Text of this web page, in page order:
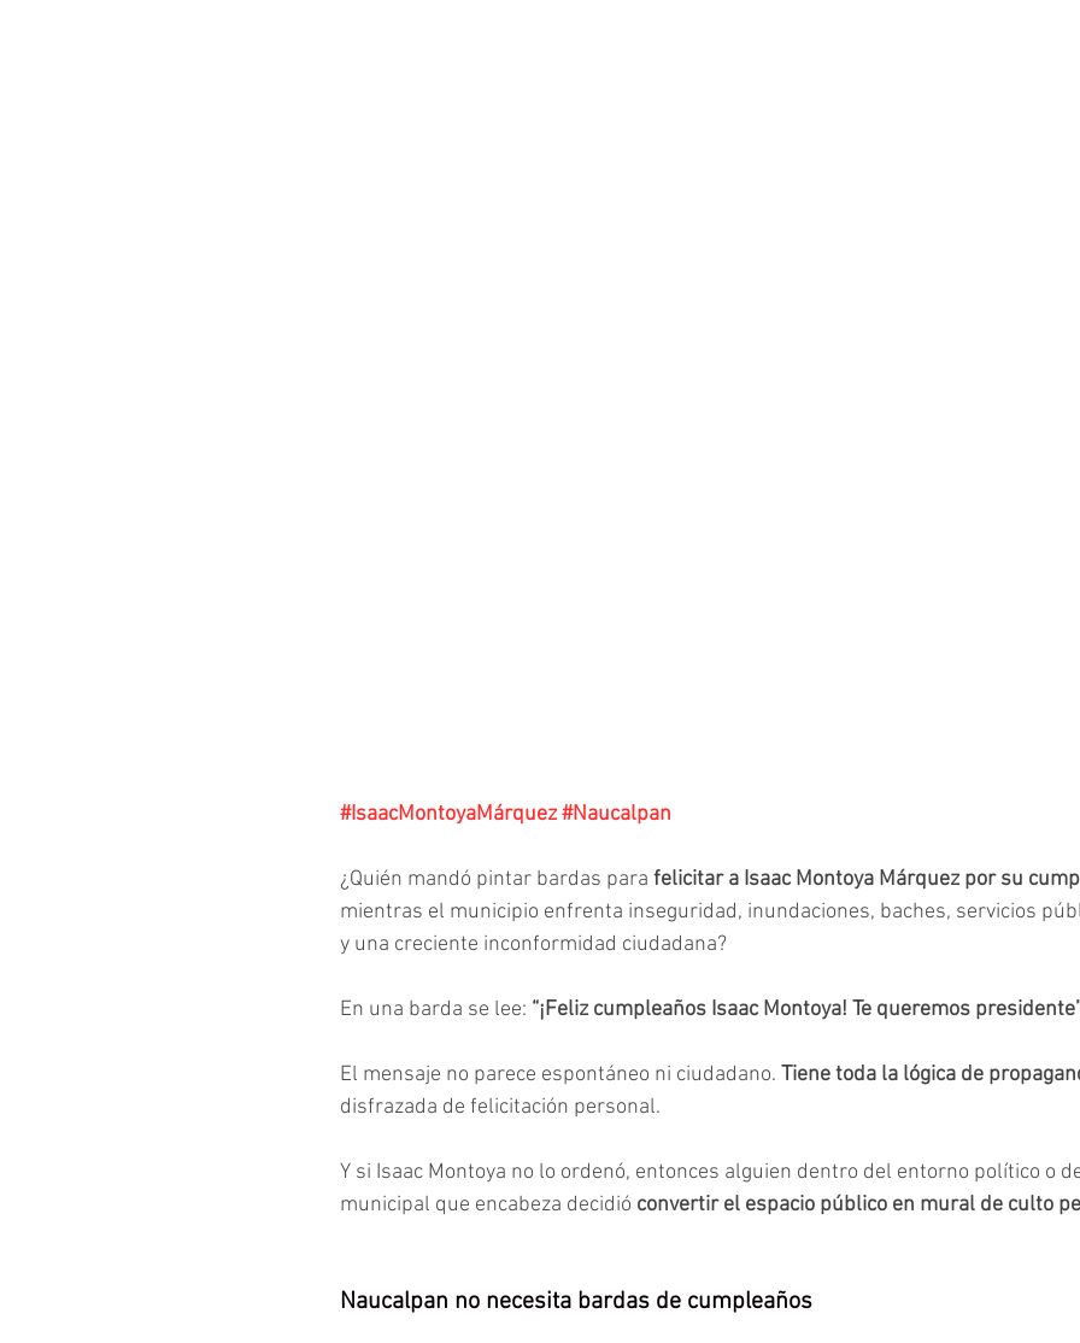
#IsaacMontoyaMárquez#Naucalpan
¿Quién mandó pintar bardas para felicitar a Isaac Montoya Márquez por su
mientras el municipio enfrenta inseguridad, inundaciones, baches, servicios
y una creciente inconformidad ciudadana?
En una barda se lee: “¡Feliz cumpleaños Isaac Montoya! Te queremos
El mensaje no parece espontáneo ni ciudadano. Tiene toda la lógica de
disfrazada de felicitación personal.
Y si Isaac Montoya no lo ordenó, entonces alguien dentro del entorno político o
municipal que encabeza decidió convertir el espacio público en mural de culto
Naucalpan no necesita bardas de cumpleaños